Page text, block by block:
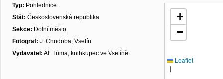
Typ: Pohlednice
Stát: Československá republika
Sekce: Dolní město
Fotograf: J. Chudoba, Vsetín
Vydavatel: Al. Tůma, knihkupec ve Vsetíně
+
−
Leaflet
|